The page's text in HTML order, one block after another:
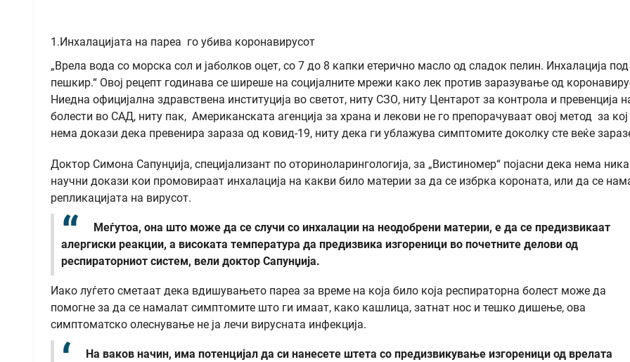
1.Инхалацијата на пареа го убива коронавирусот
„Врела вода со морска сол и јаболков оцет, со 7 до 8 капки етерично масло од сладок пелин. Инхалација под
пешкир.“ Овој рецепт годинава се ширеше на социјалните мрежи како лек против заразување од
Ниедна официјална здравствена институција во светот, ниту СЗО, ниту Центарот за контрола и превенција
болести во САД, ниту пак, Американската агенција за храна и лекови не го препорачуваат овој метод за кој
нема докази дека превенира зараза од ковид-19, ниту дека ги ублажува симптомите доколку сте веќе
Доктор Симона Сапунџија, специјализант по оториноларингологија, за „Вистиномер“ појасни дека нема
научни докази кои промовираат инхалација на какви било материи за да се избрка короната, или да се
репликацијата на вирусот.
Меѓутоа, она што може да се случи со инхалации на неодобрени материи, е да се предизвикаат
алергиски реакции, а високата температура да предизвика изгореници во почетните делови од
респираторниот систем, вели доктор Сапунџија.
Иако луѓето сметаат дека вдишувањето пареа за време на која било која респираторна болест може да
помогне за да се намалат симптомите што ги имаат, како кашлица, затнат нос и тешко дишење, ова
симптоматско олеснување не ја лечи вирусната инфекција.
На ваков начин, има потенцијал да си нанесете штета со предизвикување изгореници од врелата